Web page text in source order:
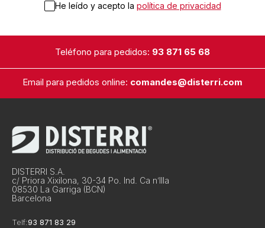
He leído y acepto la política de privacidad
Teléfono para pedidos: 93 871 65 68
Email para pedidos online: comandes@disterri.com
DISTERRI S.A.
c/ Priora Xixilona, 30-34 Po. Ind. Ca n’Illa
08530 La Garriga (BCN)
Barcelona
Telf:93 871 83 29